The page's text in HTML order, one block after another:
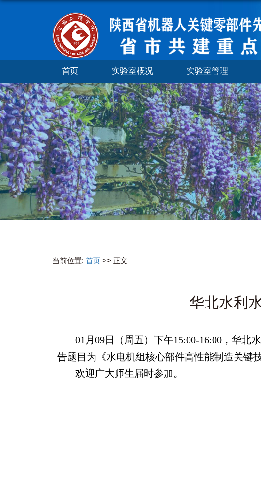
首页 实验室概况 实验室管理
当前位置: 首页 >> 正文
华北水利
01月09日（周五）下午15:00-16:00，华北
告题目为《水电机组核心部件高性能制造关键
欢迎广大师生届时参加。
科
机